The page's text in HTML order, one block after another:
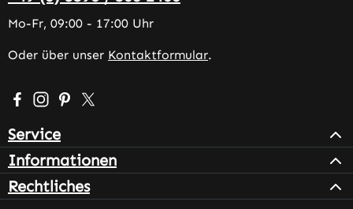
Mo-Fr, 09:00 - 17:00 Uhr
Oder über unser Kontaktformular.
Besuche uns auf Facebook – öffnet in neuem Tab
Schau auf Instagram vorbei – öffnet in neuem Tab
Lass dich auf Pinterest inspirieren – öffnet in
Folge uns auf X – öffnet in neuem Tab
Service
Informationen
Rechtliches